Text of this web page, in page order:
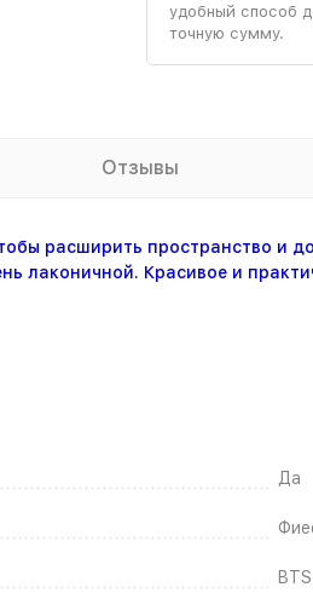
удобный способ
точную сумму.
Отзывы
расширить пространство и
лаконичной. Красивое и
Да